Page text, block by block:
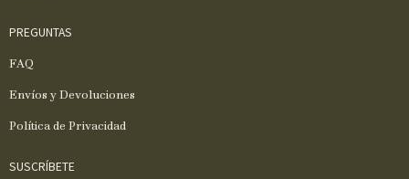
PREGUNTAS
FAQ
Envíos y Devoluciones
Política de Privacidad
SUSCRÍBETE